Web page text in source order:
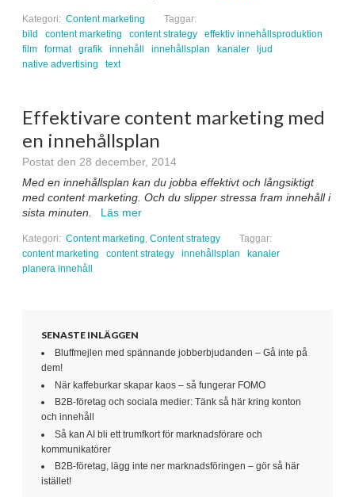
Kategori: Content marketing
Taggar:
bild
content marketing content strategy
effektiv innehållsproduktion
film
format grafik innehåll innehållsplan kanaler
ljud
native advertising
text
Effektivare content marketing med
en innehållsplan
Postat den 28 december, 2014
Med en innehållsplan kan du jobba effektivt och långsiktigt
med content marketing. Och du slipper stressa fram innehåll i
sista minuten.
Läs mer
Kategori: Content marketing, Content strategy
Taggar:
content marketing
content strategy innehållsplan
kanaler
planera innehåll
SENASTE INLÄGGEN
Bluffmejlen med spännande jobberbjudanden – Gå inte på
dem!
När kaffeburkar skapar kaos – så fungerar FOMO
B2B-företag och sociala medier: Tänk så här kring konton
och innehåll
Så kan AI bli ett trumfkort för marknadsförare och
kommunikatörer
B2B-företag, lägg inte ner marknadsföringen – gör så här
istället!